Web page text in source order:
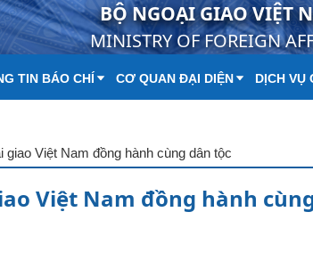
BỘ NGOẠI GIAO VIỆT
MINISTRY OF FOREIGN
TIN BÁO CHÍ CƠ QUAN ĐẠI DIỆN DỊCH VỤ
giao Việt Nam đồng hành cùng dân tộc
Việt Nam đồng hành